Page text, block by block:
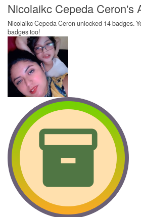
Nicolaikc Cepeda Ceron's
Nicolaikc Cepeda Ceron unlocked 14 badges.
badges too!